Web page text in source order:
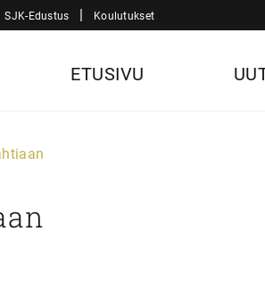
SJK-Edustus | Koulutukset
ETUSIVU